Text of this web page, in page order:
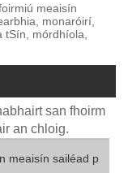
meaisín
monaróirí,
mórdhíola,
san fhoirm
an chloig.